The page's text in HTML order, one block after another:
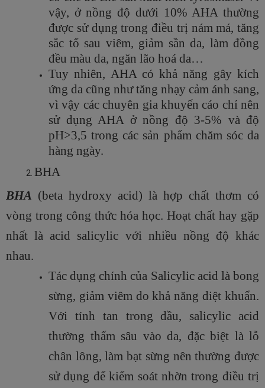
vậy, ở nồng độ dưới 10% AHA thường
được sử dụng trong điều trị nám má, tăng
sắc tố sau viêm, giảm sần da, làm đồng
đều màu da, ngăn lão hoá da…
Tuy nhiên, AHA có khả năng gây kích
ứng da cũng như tăng nhạy cảm ánh sang,
vì vậy các chuyên gia khuyến cáo chỉ nên
sử dụng AHA ở nồng độ 3-5% và độ
pH>3,5 trong các sản phẩm chăm sóc da
hàng ngày.
BHA
BHA (beta hydroxy acid) là hợp chất thơm có
vòng trong công thức hóa học. Hoạt chất hay gặp
nhất là acid salicylic với nhiều nồng độ khác
nhau.
Tác dụng chính của Salicylic acid là bong
sừng, giảm viêm do khả năng diệt khuẩn.
Với tính tan trong dầu, salicylic acid
thường thấm sâu vào da, đặc biệt là lỗ
chân lông, làm bạt sừng nên thường được
sử dụng để kiểm soát nhờn trong điều trị